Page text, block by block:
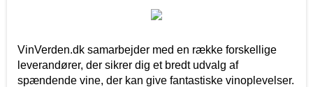
VinVerden.dk samarbejder med en række forskellige
leverandører, der sikrer dig et bredt udvalg af
spændende vine, der kan give fantastiske vinoplevelser.